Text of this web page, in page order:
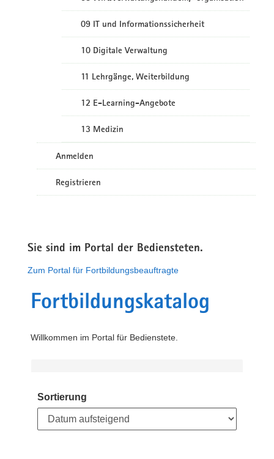
09 IT und Informationssicherheit
10 Digitale Verwaltung
11 Lehrgänge, Weiterbildung
12 E-Learning-Angebote
13 Medizin
Anmelden
Registrieren
Sie sind im Portal der Bediensteten.
Zum Portal für Fortbildungsbeauftragte
Fortbildungskatalog
Willkommen im Portal für Bedienstete.
Sortierung